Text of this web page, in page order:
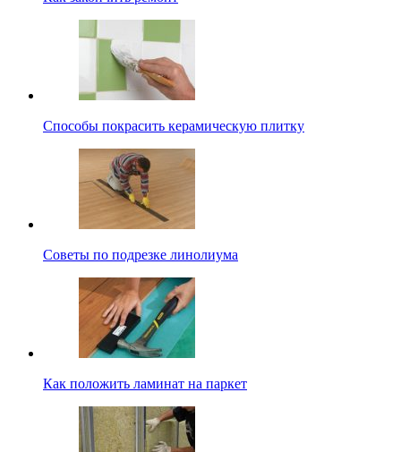
Способы покрасить керамическую плитку
Советы по подрезке линолиума
Как положить ламинат на паркет